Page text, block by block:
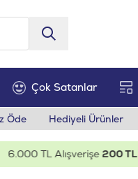
Çok Satanlar
Öde Hediyeli Ürünler
TL Alışverişe200 TL